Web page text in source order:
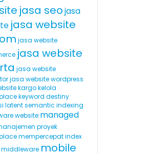
jasa seojasa
jasa website
jasa website
jasa website
jasa website
jasa website wordpress
kargo kelola
keyword destiny
latent semantic indexing
website managed
proyek
mempercepat index
middleware mobile